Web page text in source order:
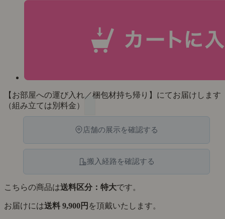
【お部屋への運び入れ／梱包材持ち帰り】にてお届けします
（組み立ては別料金）
店舗の展示を確認する
搬入経路を確認する
こちらの商品は送料区分：特大です。
お届けには送料 9,900円 を頂戴いたします。